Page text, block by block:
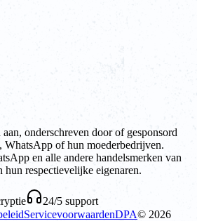
onderschreven door of gesponsord
of hun moederbedrijven.
en alle andere handelsmerken van
respectievelijke eigenaren.
24/5 support
ServicevoorwaardenDPA© 2026